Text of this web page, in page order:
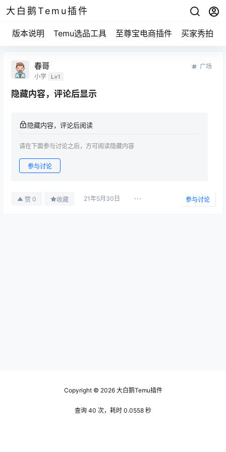
大白鹅Temu插件
版本说明 Temu选品工具 至尊宝电商插件 买家秀拍摄
春哥
小学 Lv1
广场
隐藏内容，评论后显示
隐藏内容，评论后阅读
请在下面参与讨论之后，方可阅读隐藏内容
参与讨论
赞 0 收藏 21年5月30日 参与讨论
Copyright © 2026大白鹅Temu插件
查询 40 次，耗时 0.0558 秒